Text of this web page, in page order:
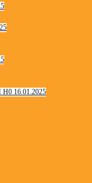
16.01.2025